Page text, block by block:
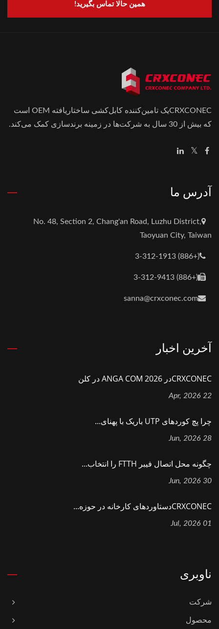
همین حالا تماس بگیرید!
CRXCONECیک تامین‌کننده کابل‌کشی ساختاریافته OEM است
که بیش از 30 سال به شرکت‌ها در زمینه برندسازی کمک می‌کند.
آدرس ما
No. 48, Section 2, Chang'an Road, Luzhu District,
Taoyuan City, Taiwan
(+886) 3-312-1913
(+886) 3-312-9413
sanna@crxconec.com
آخرین اخبار
CRXCONECدر ANGA COM 2026 در کلن
22 Apr, 2026
چرا پچ کوردهای UTP باریک با پهنای...
28 Jun, 2026
چگونه محل اتصال فیبر FTTH را انتخاب...
30 Jun, 2026
CRXCONECدستاوردهای کارخانه در حوزه...
01 Jul, 2026
ناوبری
شرکت
محصول